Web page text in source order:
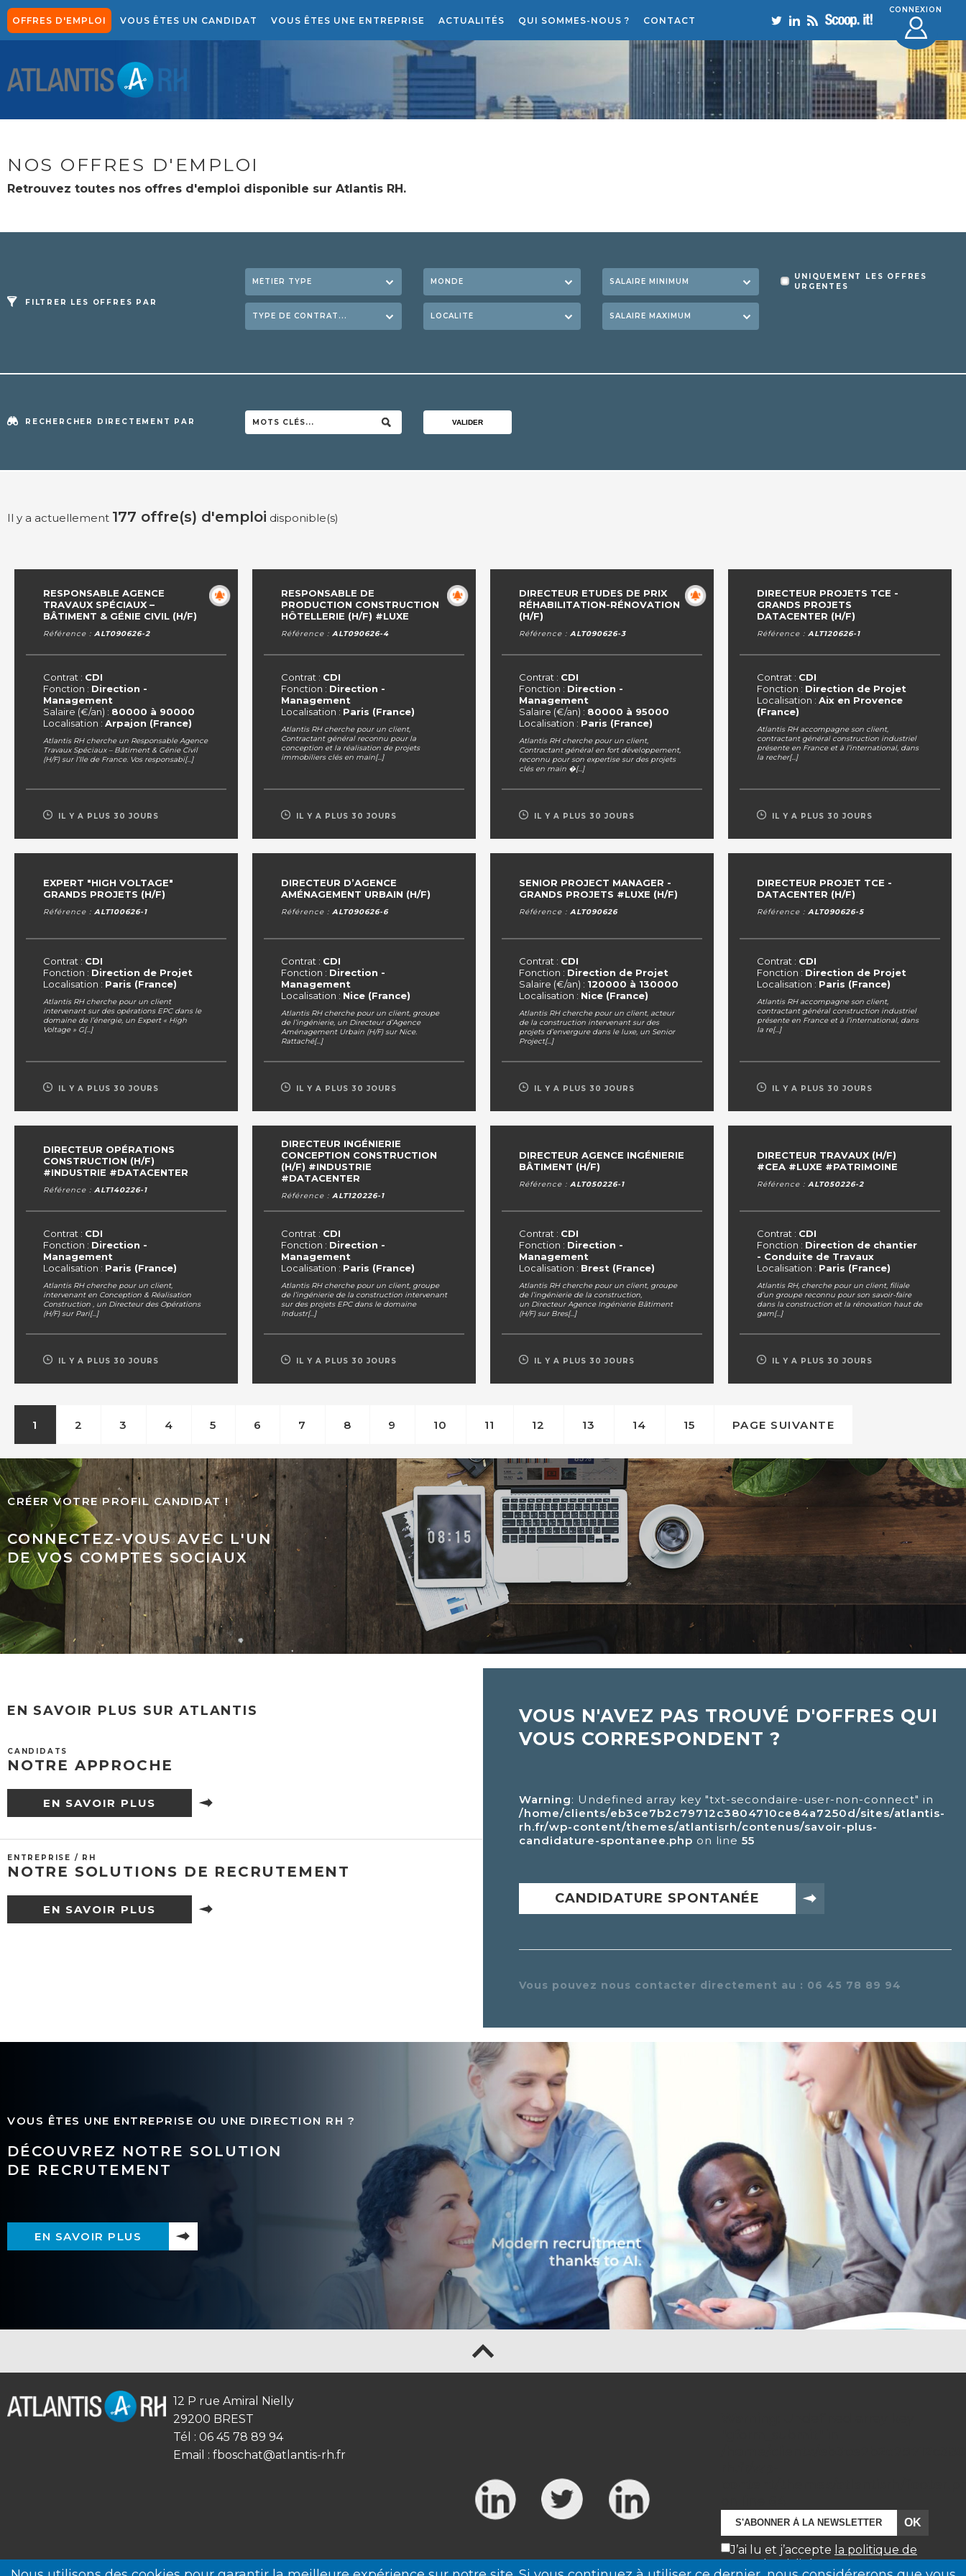
OFFRES D'EMPLOI VOUS ÊTES UN CANDIDAT VOUS ÊTES UNE ENTREPRISE ACTUALITÉS QUI SOMMES-NOUS ? CONTACT
CONNEXION
NOS OFFRES D'EMPLOI
Retrouvez toutes nos offres d'emploi disponible sur Atlantis RH.
FILTRER LES OFFRES PAR
UNIQUEMENT LES OFFRES
URGENTES
RECHERCHER DIRECTEMENT PAR VALIDER
Il y a actuellement 177 offre(s) d'emploi disponible(s)
RESPONSABLE AGENCE
TRAVAUX SPÉCIAUX –
BÂTIMENT & GÉNIE CIVIL (H/F)
Référence : ALT090626-2
Contrat : CDI
Fonction : Direction -
Management
Salaire (€/an) : 80000 à 90000
Localisation : Arpajon (France)
Atlantis RH cherche un Responsable Agence
Travaux Spéciaux – Bâtiment & Génie Civil
(H/F) sur l’Ile de France. Vos responsabi[...]
IL Y A PLUS 30 JOURS
RESPONSABLE DE
PRODUCTION CONSTRUCTION
HÔTELLERIE (H/F) #LUXE
Référence : ALT090626-4
Contrat : CDI
Fonction : Direction -
Management
Localisation : Paris (France)
Atlantis RH cherche pour un client,
Contractant général reconnu pour la
conception et la réalisation de projets
immobiliers clés en main[...]
IL Y A PLUS 30 JOURS
DIRECTEUR ETUDES DE PRIX
RÉHABILITATION-RÉNOVATION
(H/F)
Référence : ALT090626-3
Contrat : CDI
Fonction : Direction -
Management
Salaire (€/an) : 80000 à 95000
Localisation : Paris (France)
Atlantis RH cherche pour un client,
Contractant général en fort développement,
reconnu pour son expertise sur des projets
clés en main �[...]
IL Y A PLUS 30 JOURS
DIRECTEUR PROJETS TCE -
GRANDS PROJETS
DATACENTER (H/F)
Référence : ALT120626-1
Contrat : CDI
Fonction : Direction de Projet
Localisation : Aix en Provence
(France)
Atlantis RH accompagne son client,
contractant général construction industriel
présente en France et à l’international, dans
la recher[...]
IL Y A PLUS 30 JOURS
EXPERT "HIGH VOLTAGE"
GRANDS PROJETS (H/F)
Référence : ALT100626-1
Contrat : CDI
Fonction : Direction de Projet
Localisation : Paris (France)
Atlantis RH cherche pour un client
intervenant sur des opérations EPC dans le
domaine de l’énergie, un Expert « High
Voltage » G[...]
IL Y A PLUS 30 JOURS
DIRECTEUR D’AGENCE
AMÉNAGEMENT URBAIN (H/F)
Référence : ALT090626-6
Contrat : CDI
Fonction : Direction -
Management
Localisation : Nice (France)
Atlantis RH cherche pour un client, groupe
de l’ingénierie, un Directeur d’Agence
Aménagement Urbain (H/F) sur Nice.
Rattaché[...]
IL Y A PLUS 30 JOURS
SENIOR PROJECT MANAGER -
GRANDS PROJETS #LUXE (H/F)
Référence : ALT090626
Contrat : CDI
Fonction : Direction de Projet
Salaire (€/an) : 120000 à 130000
Localisation : Nice (France)
Atlantis RH cherche pour un client, acteur
de la construction intervenant sur des
projets d’envergure dans le luxe, un Senior
Project[...]
IL Y A PLUS 30 JOURS
DIRECTEUR PROJET TCE -
DATACENTER (H/F)
Référence : ALT090626-5
Contrat : CDI
Fonction : Direction de Projet
Localisation : Paris (France)
Atlantis RH accompagne son client,
contractant général construction industriel
présente en France et à l’international, dans
la re[...]
IL Y A PLUS 30 JOURS
DIRECTEUR OPÉRATIONS
CONSTRUCTION (H/F)
#INDUSTRIE #DATACENTER
Référence : ALT140226-1
Contrat : CDI
Fonction : Direction -
Management
Localisation : Paris (France)
Atlantis RH cherche pour un client,
intervenant en Conception & Réalisation
Construction , un Directeur des Opérations
(H/F) sur Pari[...]
IL Y A PLUS 30 JOURS
DIRECTEUR INGÉNIERIE
CONCEPTION CONSTRUCTION
(H/F) #INDUSTRIE
#DATACENTER
Référence : ALT120226-1
Contrat : CDI
Fonction : Direction -
Management
Localisation : Paris (France)
Atlantis RH cherche pour un client, groupe
de l’ingénierie de la construction intervenant
sur des projets EPC dans le domaine
Industr[...]
IL Y A PLUS 30 JOURS
DIRECTEUR AGENCE INGÉNIERIE
BÂTIMENT (H/F)
Référence : ALT050226-1
Contrat : CDI
Fonction : Direction -
Management
Localisation : Brest (France)
Atlantis RH cherche pour un client, groupe
de l’ingénierie de la construction,
un Directeur Agence Ingénierie Bâtiment
(H/F) sur Bres[...]
IL Y A PLUS 30 JOURS
DIRECTEUR TRAVAUX (H/F)
#CEA #LUXE #PATRIMOINE
Référence : ALT050226-2
Contrat : CDI
Fonction : Direction de chantier
- Conduite de Travaux
Localisation : Paris (France)
Atlantis RH, cherche pour un client, filiale
d’un groupe reconnu pour son savoir-faire
dans la construction et la rénovation haut de
gam[...]
IL Y A PLUS 30 JOURS
1 2 3 4 5 6 7 8 9 10 11 12 13 14 15 PAGE SUIVANTE
CRÉER VOTRE PROFIL CANDIDAT !
CONNECTEZ-VOUS AVEC L'UN
DE VOS COMPTES SOCIAUX
EN SAVOIR PLUS SUR ATLANTIS
CANDIDATS
NOTRE APPROCHE
EN SAVOIR PLUS
ENTREPRISE / RH
NOTRE SOLUTIONS DE RECRUTEMENT
EN SAVOIR PLUS
VOUS N'AVEZ PAS TROUVÉ D'OFFRES QUI
VOUS CORRESPONDENT ?
Warning: Undefined array key "txt-secondaire-user-non-connect" in
/home/clients/eb3ce7b2c79712c3804710ce84a7250d/sites/atlantis-
rh.fr/wp-content/themes/atlantisrh/contenus/savoir-plus-
candidature-spontanee.php on line 55
CANDIDATURE SPONTANÉE
Vous pouvez nous contacter directement au : 06 45 78 89 94
VOUS ÊTES UNE ENTREPRISE OU UNE DIRECTION RH ?
DÉCOUVREZ NOTRE SOLUTION
DE RECRUTEMENT
EN SAVOIR PLUS
12 P rue Amiral Nielly
29200 BREST
Tél : 06 45 78 89 94
Email : fboschat@atlantis-rh.fr
J’ai lu et j’accepte la politique de
confidentialité